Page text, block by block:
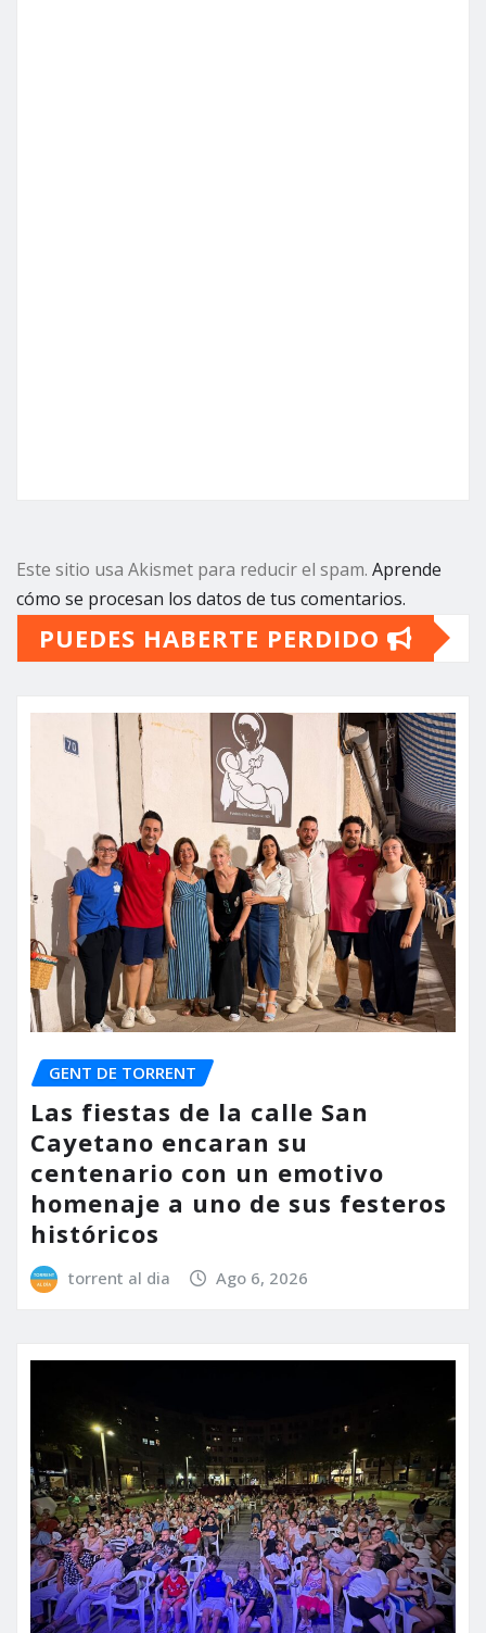
Este sitio usa Akismet para reducir el spam. Aprende
cómo se procesan los datos de tus comentarios.
PUEDES HABERTE PERDIDO
GENT DE TORRENT
Las fiestas de la calle San
Cayetano encaran su
centenario con un emotivo
homenaje a uno de sus festeros
históricos
torrent al dia Ago 6, 2026